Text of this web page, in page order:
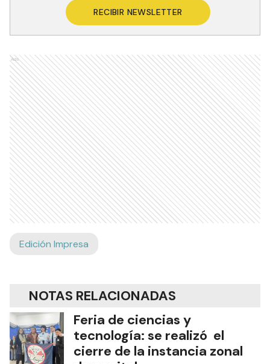
RECIBIR NEWSLETTER
Ads
Edición Impresa
NOTAS RELACIONADAS
Feria de ciencias y
tecnología: se realizó el
cierre de la instancia zonal